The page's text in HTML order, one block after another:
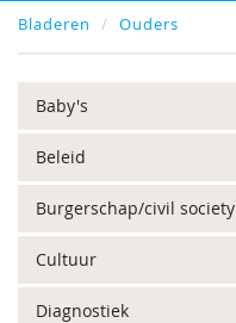
Bladeren Ouders
Baby's
Beleid
Burgerschap/civil society
Cultuur
Diagnostiek